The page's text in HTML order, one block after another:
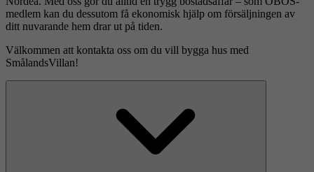
medlem kan du dessutom få ekonomisk hjälp om försäljningen av
ditt nuvarande hem drar ut på tiden.
Välkommen att kontakta oss om du vill bygga hus med
SmålandsVillan!